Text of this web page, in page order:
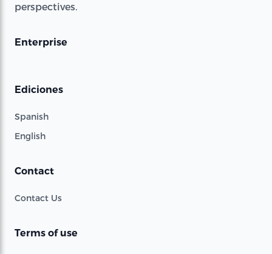
perspectives.
Enterprise
Ediciones
Spanish
English
Contact
Contact Us
Terms of use